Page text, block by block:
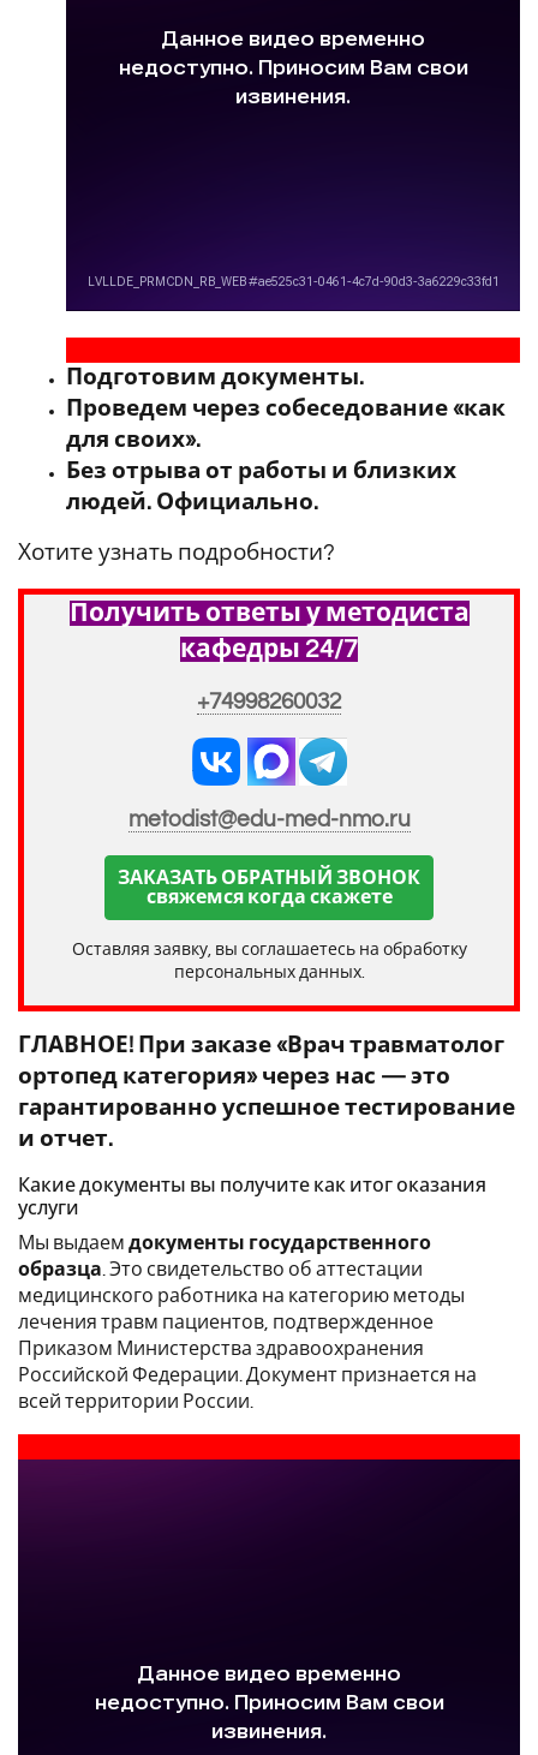
Подготовим документы.
Проведем через собеседование «как
для своих».
Без отрыва от работы и близких
людей. Официально.
Хотите узнать подробности?
Получить ответы у методиста
кафедры 24/7
+74998260032
metodist@edu-med-nmo.ru
ЗАКАЗАТЬ ОБРАТНЫЙ ЗВОНОК
свяжемся когда скажете
Оставляя заявку, вы соглашаетесь на обработку
персональных данных.
ГЛАВНОЕ! При заказе «Врач травматолог
ортопед категория» через нас — это
гарантированно успешное тестирование
и отчет.
Какие документы вы получите как итог оказания
услуги
Мы выдаем документы государственного
образца . Это свидетельство об аттестации
медицинского работника на категорию методы
лечения травм пациентов, подтвержденное
Приказом Министерства здравоохранения
Российской Федерации. Документ признается на
всей территории России.